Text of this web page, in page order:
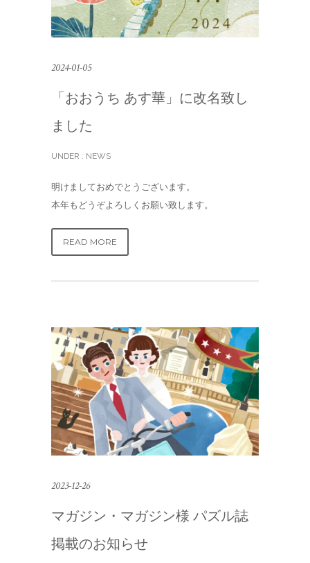
2024-01-05
「おおうち あす華」に改名致し
ました
UNDER : NEWS
明けましておめでとうございます。
本年もどうぞよろしくお願い致します。
READ MORE
2023-12-26
マガジン・マガジン様 パズル誌
掲載のお知らせ